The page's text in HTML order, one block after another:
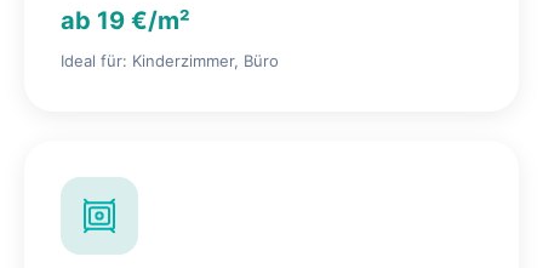
ab 19 €/m²
Ideal für: Kinderzimmer, Büro